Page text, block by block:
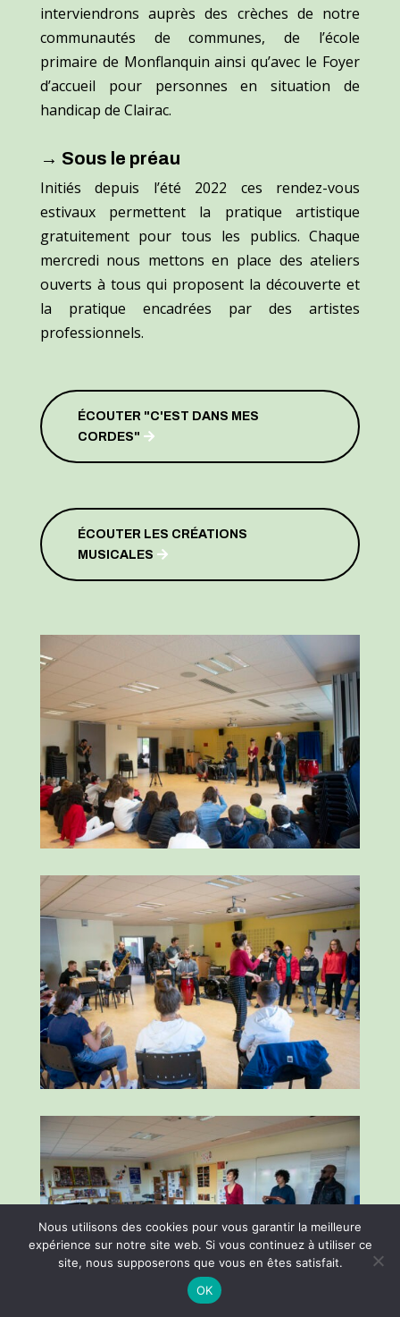
interviendrons auprès des crèches de notre
communautés de communes, de l’école
primaire de Monflanquin ainsi qu’avec le Foyer
d’accueil pour personnes en situation de
handicap de Clairac.
→ Sous le préau
Initiés depuis l’été 2022 ces rendez-vous
estivaux permettent la pratique artistique
gratuitement pour tous les publics. Chaque
mercredi nous mettons en place des ateliers
ouverts à tous qui proposent la découverte et
la pratique encadrées par des artistes
professionnels.
ÉCOUTER "C'EST DANS MES
CORDES"
ÉCOUTER LES CRÉATIONS
MUSICALES
Nous utilisons des cookies pour vous garantir la meilleure
expérience sur notre site web. Si vous continuez à utiliser ce
site, nous supposerons que vous en êtes satisfait.
OK